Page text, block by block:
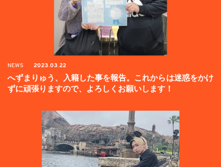
NEWS 2023.03.22
へずまりゅう、入籍した事を報告。これからは迷惑をかけ
ずに頑張りますので、よろしくお願いします！